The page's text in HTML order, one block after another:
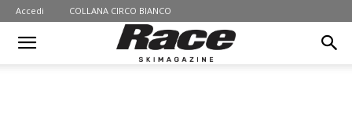
Accedi COLLANA CIRCO BIANCO